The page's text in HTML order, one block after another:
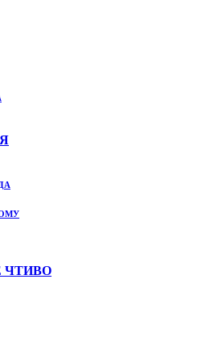
ЧТИВО